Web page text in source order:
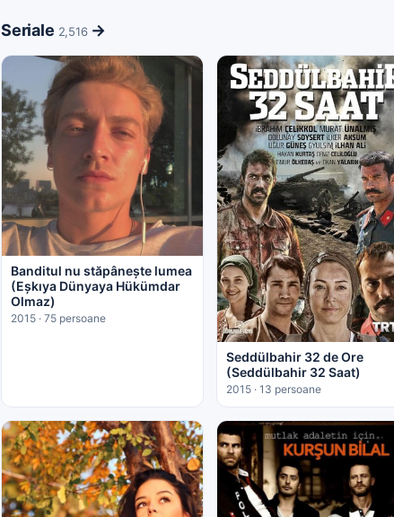
Seriale 2,516→
Banditul nu stăpânește lumea
(Eşkıya Dünyaya Hükümdar
Olmaz)
2015 · 75 persoane
Seddülbahir 32 de Ore
(Seddülbahir 32 Saat)
2015 · 13 persoane